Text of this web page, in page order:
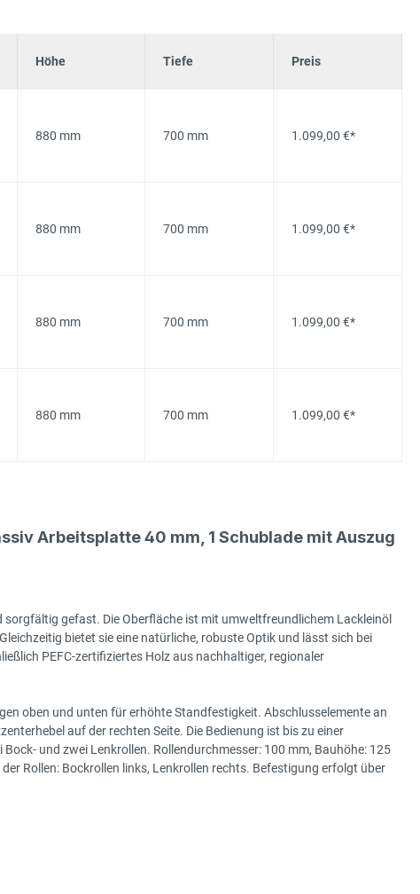
Höhe Tiefe Preis
880 mm 700 mm 1.099,00 €*
880 mm 700 mm 1.099,00 €*
880 mm 700 mm 1.099,00 €*
880 mm 700 mm 1.099,00 €*
Arbeitsplatte 40 mm, 1 Schublade mit Auszug
gefast. Die Oberfläche ist mit umweltfreundlichem Lackleinöl
bietet sie eine natürliche, robuste Optik und lässt sich bei
PEFC-zertifiziertes Holz aus nachhaltiger, regionaler
oben und unten für erhöhte Standfestigkeit. Abschlusselemente an
auf der rechten Seite. Die Bedienung ist bis zu einer
und zwei Lenkrollen. Rollendurchmesser: 100 mm, Bauhöhe: 125
Rollen: Bockrollen links, Lenkrollen rechts. Befestigung erfolgt über